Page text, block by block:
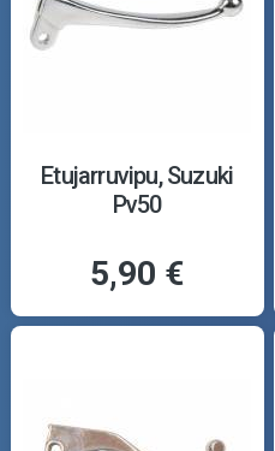
Etujarruvipu, Suzuki
Pv50
5,90 €